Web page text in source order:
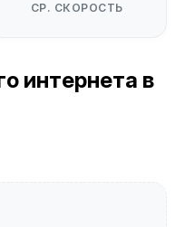
СР. СКОРОСТЬ
интернета в